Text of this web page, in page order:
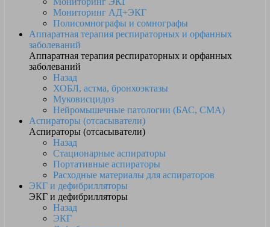
Мониторинг АД+ЭКГ
Полисомнографы и сомнографы
Аппаратная терапия респираторных и орфанных
заболеваний
Аппаратная терапия респираторных и орфанных
заболеваний
Назад
ХОБЛ, астма, бронхоэктазы
Муковисцидоз
Нейромышечные патологии (БАС, СМА)
Аспираторы (отсасыватели)
Аспираторы (отсасыватели)
Назад
Стационарные аспираторы
Портативные аспираторы
Расходные материалы для аспираторов
ЭКГ и дефибрилляторы
ЭКГ и дефибрилляторы
Назад
ЭКГ